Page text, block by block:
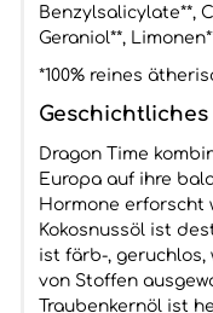
Benzylsalicylate**,
Geraniol**,
*100% reines
Geschichtliches
Dragon Time
Europa auf ihre
Hormone erforscht
Kokosnussöl ist
ist färb-, geruchlos,
von Stoffen
Traubenkernöl ist